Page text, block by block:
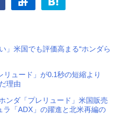
」米国でも評価高まる“ホンダら
リュード」が0.1秒の短縮より
理由
ンダ「プレリュード」米国販売
ラ「ADX」の躍進と北米再編の